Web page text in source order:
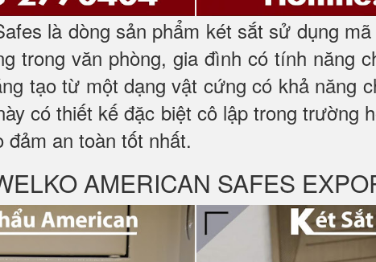
là dòng sản phẩm két sắt sử dụng
trong văn phòng, gia đình có tính năng
tạo từ một dạng vật cứng có khả năng
có thiết kế đặc biệt cô lập trong trường
an toàn tốt nhất.
AMERICAN SAFES